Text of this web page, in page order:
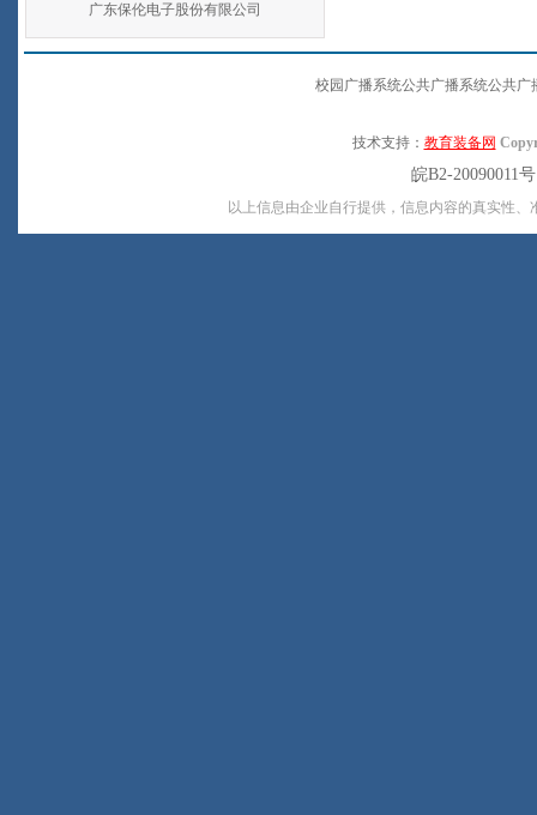
广东保伦电子股份有限公司
校园广播系统公共广播系统公共
技术支持： 教育装备网
皖B2-20090011
以上信息由企业自行提供，信息内容的真实性